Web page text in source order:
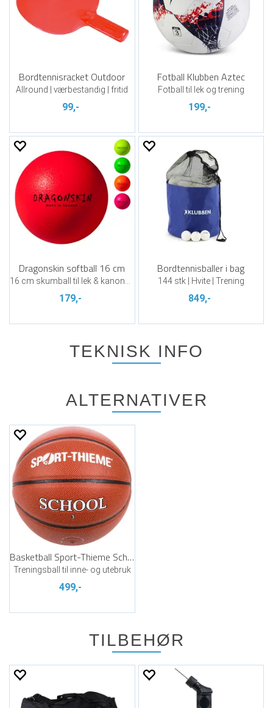
Bordtennisracket Outdoor
Allround | værbestandig | fritid
99,-
Fotball Klubben Aztec
Fotball til lek og trening
199,-
Dragonskin softball 16 cm
179,-
Bordtennisballer i bag
144 stk | Hvite | Trening
849,-
TEKNISK INFO
ALTERNATIVER
Basketball Sport-Thieme School
Treningsball til inne- og utebruk
499,-
TILBEHØR